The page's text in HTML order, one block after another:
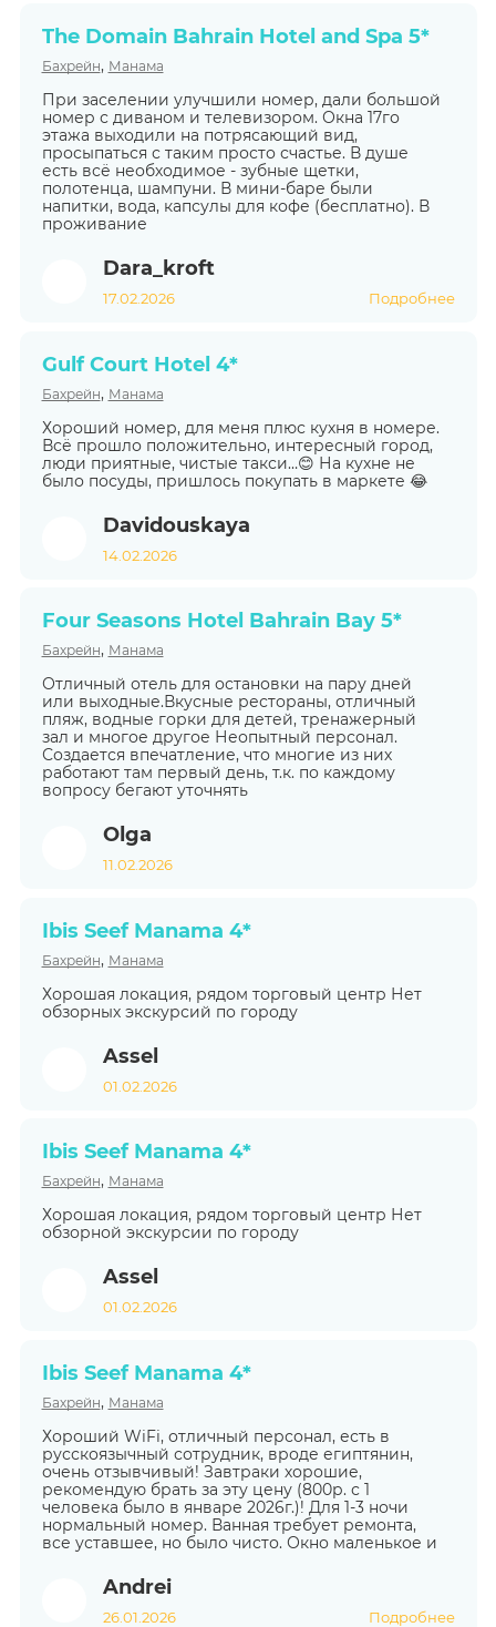
The Domain Bahrain Hotel and Spa 5*
Бахрейн, Манама
При заселении улучшили номер, дали большой
номер с диваном и телевизором. Окна 17го
этажа выходили на потрясающий вид,
просыпаться с таким просто счастье. В душе
есть всё необходимое - зубные щетки,
полотенца, шампуни. В мини-баре были
напитки, вода, капсулы для кофе (бесплатно). В
проживание
Dara_kroft
17.02.2026 Подробнее
Gulf Court Hotel 4*
Бахрейн, Манама
Хороший номер, для меня плюс кухня в номере.
Всё прошло положительно, интересный город,
люди приятные, чистые такси…😊 На кухне не
было посуды, пришлось покупать в маркете 😂
Davidouskaya
14.02.2026
Four Seasons Hotel Bahrain Bay 5*
Бахрейн, Манама
Отличный отель для остановки на пару дней
или выходные.Вкусные рестораны, отличный
пляж, водные горки для детей, тренажерный
зал и многое другое Неопытный персонал.
Создается впечатление, что многие из них
работают там первый день, т.к. по каждому
вопросу бегают уточнять
Olga
11.02.2026
Ibis Seef Manama 4*
Бахрейн, Манама
Хорошая локация, рядом торговый центр Нет
обзорных экскурсий по городу
Assel
01.02.2026
Ibis Seef Manama 4*
Бахрейн, Манама
Хорошая локация, рядом торговый центр Нет
обзорной экскурсии по городу
Assel
01.02.2026
Ibis Seef Manama 4*
Бахрейн, Манама
Хороший WiFi, отличный персонал, есть в
русскоязычный сотрудник, вроде египтянин,
очень отзывчивый! Завтраки хорошие,
рекомендую брать за эту цену (800р. с 1
человека было в январе 2026г.)! Для 1-3 ночи
нормальный номер. Ванная требует ремонта,
все уставшее, но было чисто. Окно маленькое и
Andrei
26.01.2026 Подробнее